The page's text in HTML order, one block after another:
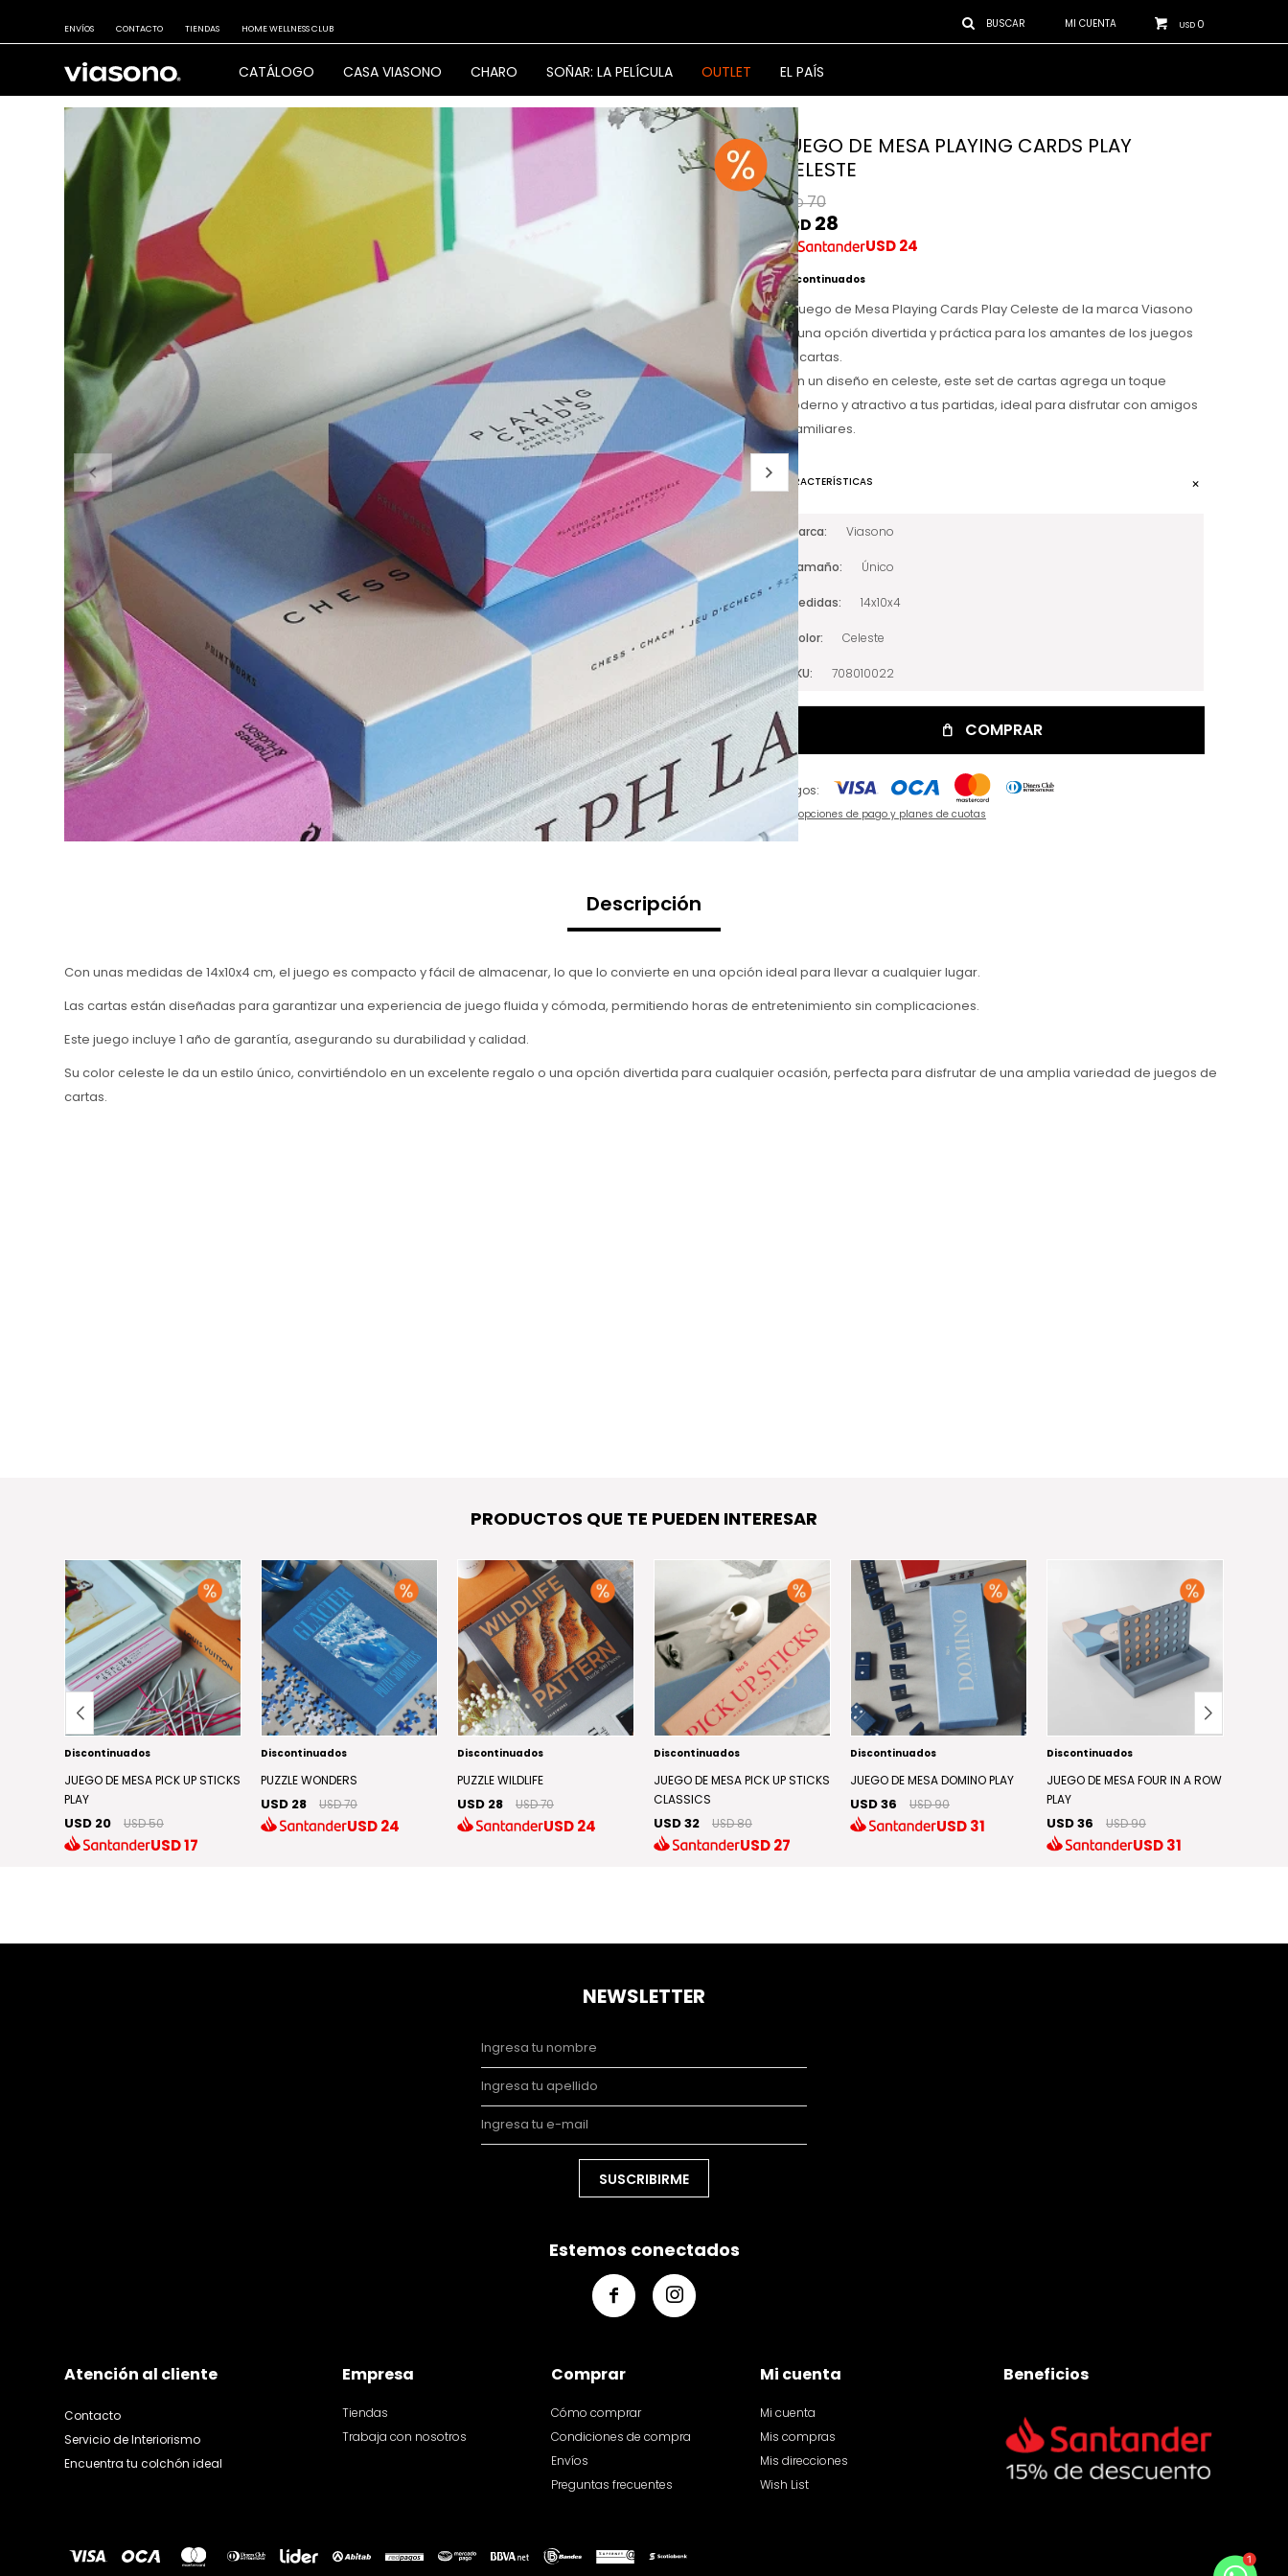
CATÁLOGO CASA VIASONO CHARO SOÑAR: LA PELÍCULA OUTLET EL PAÍS
USD 0
ENVÍOS CONTACTO TIENDAS HOME WELLNESS CLUB
JUEGO DE MESA PLAYING CARDS PLAY
CELESTE
USD70
USD 28
USD24
Discontinuados
El Juego de Mesa Playing Cards Play Celeste de la marca Viasono
es una opción divertida y práctica para los amantes de los juegos
de cartas.
Con un diseño en celeste, este set de cartas agrega un toque
moderno y atractivo a tus partidas, ideal para disfrutar con amigos
o familiares.
CARACTERÍSTICAS
Marca Viasono
Tamaño Único
Medidas 14x10x4
Color Celeste
SKU 708010022
COMPRAR
Pagos:
Ver opciones de pago y planes de cuotas
Descripción
Con unas medidas de 14x10x4 cm, el juego es compacto y fácil de almacenar, lo que lo convierte en una opción ideal para llevar a cualquier lugar.
Las cartas están diseñadas para garantizar una experiencia de juego fluida y cómoda, permitiendo horas de entretenimiento sin complicaciones.
Este juego incluye 1 año de garantía, asegurando su durabilidad y calidad.
Su color celeste le da un estilo único, convirtiéndolo en un excelente regalo o una opción divertida para cualquier ocasión, perfecta para disfrutar de una amplia variedad de juegos de
cartas.
PRODUCTOS QUE TE PUEDEN INTERESAR
Discontinuados
JUEGO DE MESA PICK UP STICKS
PLAY
USD 20 USD 50
USD17
Discontinuados
PUZZLE WONDERS
USD 28 USD 70
USD24
Discontinuados
PUZZLE WILDLIFE
USD 28 USD 70
USD24
Discontinuados
JUEGO DE MESA PICK UP STICKS
CLASSICS
USD 32 USD 80
USD27
Discontinuados
JUEGO DE MESA DOMINO PLAY
USD 36 USD 90
USD31
Discontinuados
JUEGO DE MESA FOUR IN A ROW
PLAY
USD 36 USD 90
USD31
Atención al cliente
Contacto
Servicio de Interiorismo
Encuentra tu colchón ideal
Empresa
Tiendas
Trabaja con nosotros
Comprar
Cómo comprar
Condiciones de compra
Envíos
Preguntas frecuentes
Mi cuenta
Mi cuenta
Mis compras
Mis direcciones
Wish List
Beneficios
NEWSLETTER
SUSCRIBIRME
Estemos conectados
 